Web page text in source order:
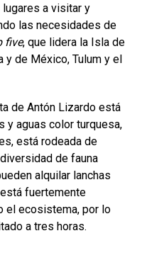
a visitar y
las necesidades de
five, que lidera la Isla de
y de México, Tulum y el
de Antón Lizardo está
y aguas color turquesa,
está rodeada de
de fauna
alquilar lanchas
fuertemente
el ecosistema, por lo
a tres horas.